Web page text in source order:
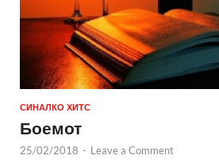
СИНАЛКО ХИТС
Боемот
25/02/2018 - Leave a Comment